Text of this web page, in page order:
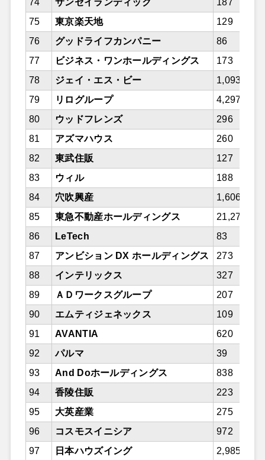
74 サンセイランディック
187
75
東京楽天地
129
76
グッドライフカンパニー
86
77
ビジネス・ワンホールディングス
173
78
ジェイ・エス・ビー
1,093
79
リログループ
4,297
80
ウッドフレンズ
296
81
アズマハウス
260
82
東武住販
127
83
ウィル
188
84
穴吹興産
1,606
85
東急不動産ホールディングス
21,276
86
LeTech
83
87
アンビション DX ホールディングス
273
88
インテリックス
327
89
ＡＤワークスグループ
207
90
エムティジェネックス
109
91
AVANTIA
620
92
パルマ
39
93
And Doホールディングス
838
94
香陵住販
223
95
大英産業
275
96
コスモスイニシア
972
97
日本ハウズイング
2,985